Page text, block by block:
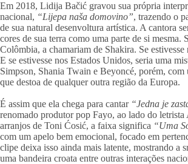
Em 2018, Lidija Bačić gravou sua própria
nacional, “Lijepa naša domovino”, trazendo o
de sua natural desenvoltura artística. A cantora
cores de sua terra como uma parte de si mesma.
Colômbia, a chamariam de Shakira. Se
E se estivesse nos Estados Unidos, seria uma
Simpson, Shania Twain e Beyoncé, porém, com
que destoa de qualquer outra região da Europa.
É assim que ela chega para cantar“Jedna je
renomado produtor pop Fayo, ao lado do
arranjos de Toni Ćosić, a faixa significa “Uma
com um apelo bem emocional, focado em
clipe deixa isso ainda mais latente, mostrando a
uma bandeira croata entre outras interações